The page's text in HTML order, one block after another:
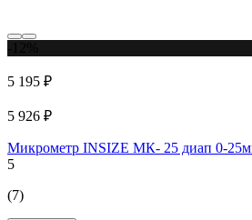
5 195 ₽
5 926 ₽
Микрометр INSIZE МК- 25 диап 0-
5
(7)